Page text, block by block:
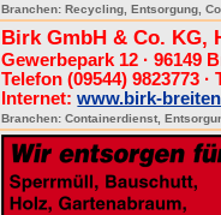
Branchen:Recycling ,Entsorgung ,
Birk GmbH & Co. KG,
Gewerbepark 12 · 96149
Telefon (09544) 9823773 ·
Internet:www.birk-
Branchen:Containerdienst ,